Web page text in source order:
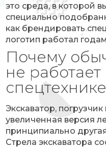
это среда, в которой
специально
как брендировать
логотип работал
Почему
не работает
спецтехнике
Экскаватор,
увеличенная версия
принципиально
Стрела экскаватора